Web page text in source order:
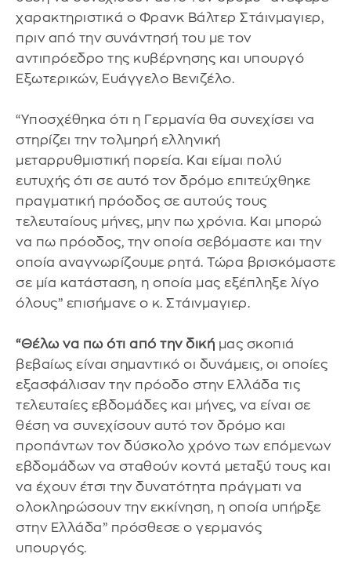
χαρακτηριστικά ο Φρανκ Βάλτερ Στάινμαγιερ,
πριν από την συνάντησή του με τον
αντιπρόεδρο της κυβέρνησης και υπουργό
Εξωτερικών, Ευάγγελο Βενιζέλο.
“Υποσχέθηκα ότι η Γερμανία θα συνεχίσει να
στηρίζει την τολμηρή ελληνική
μεταρρυθμιστική πορεία. Και είμαι πολύ
ευτυχής ότι σε αυτό τον δρόμο επιτεύχθηκε
πραγματική πρόοδος σε αυτούς τους
τελευταίους μήνες, μην πω χρόνια. Και μπορώ
να πω πρόοδος, την οποία σεβόμαστε και την
οποία αναγνωρίζουμε ρητά. Τώρα βρισκόμαστε
σε μία κατάσταση, η οποία μας εξέπληξε λίγο
όλους” επισήμανε ο κ. Στάινμαγιερ.
“Θέλω να πω ότι από την δική μας σκοπιά
βεβαίως είναι σημαντικό οι δυνάμεις, οι οποίες
εξασφάλισαν την πρόοδο στην Ελλάδα τις
τελευταίες εβδομάδες και μήνες, να είναι σε
θέση να συνεχίσουν αυτό τον δρόμο και
προπάντων τον δύσκολο χρόνο των επόμενων
εβδομάδων να σταθούν κοντά μεταξύ τους και
να έχουν έτσι την δυνατότητα πράγματι να
ολοκληρώσουν την εκκίνηση, η οποία υπήρξε
στην Ελλάδα” πρόσθεσε ο γερμανός
υπουργός.